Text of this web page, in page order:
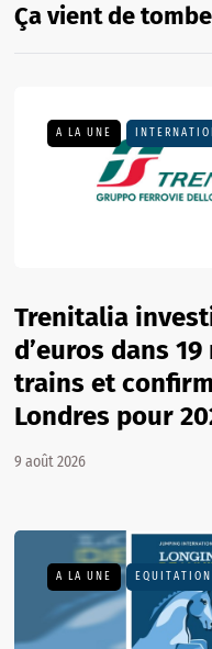
Ça vient de
A LA UNE
Trenitalia
d’euros dans
trains et
Londres pour
9 août 2026
A LA UNE EQUITATION